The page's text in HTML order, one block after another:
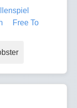
Free To